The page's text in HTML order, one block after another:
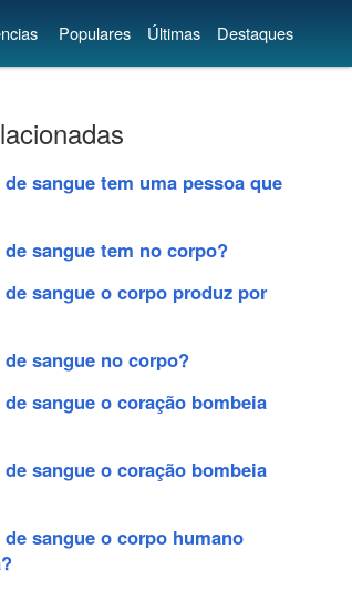
Populares Últimas Destaques
sangue tem uma pessoa que
sangue tem no corpo?
sangue o corpo produz por
sangue no corpo?
sangue o coração bombeia
sangue o coração bombeia
sangue o corpo humano